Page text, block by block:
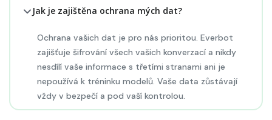
Jak je zajištěna ochrana mých dat?
Ochrana vašich dat je pro nás prioritou. Everbot
zajišťuje šifrování všech vašich konverzací a nikdy
nesdílí vaše informace s třetími stranami ani je
nepoužívá k tréninku modelů. Vaše data zůstávají
vždy v bezpečí a pod vaší kontrolou.